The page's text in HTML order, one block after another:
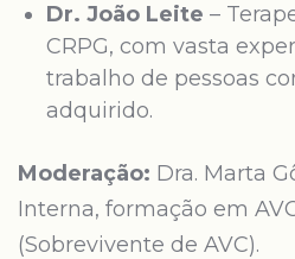
Dr. João Leite –
CRPG, com vasta
trabalho de pessoas
adquirido.
Moderação: Dra. Marta
Interna, formação em
(Sobrevivente de AVC).